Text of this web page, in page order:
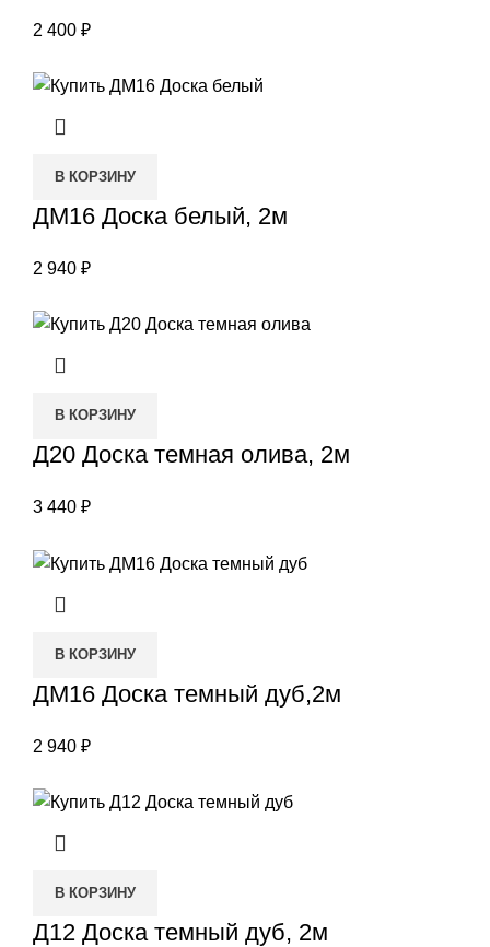
2 400 ₽
В КОРЗИНУ
ДМ16 Доска белый, 2м
2 940 ₽
В КОРЗИНУ
Д20 Доска темная олива, 2м
3 440 ₽
В КОРЗИНУ
ДМ16 Доска темный дуб,2м
2 940 ₽
В КОРЗИНУ
Д12 Доска темный дуб, 2м